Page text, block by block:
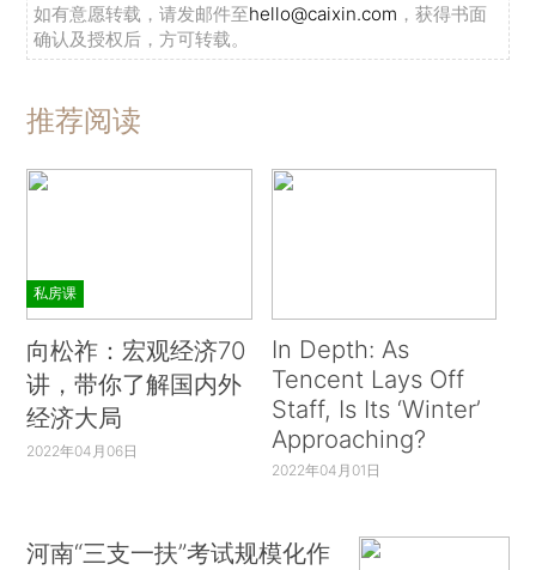
如有意愿转载，请发邮件至hello@caixin.com ，获得书面
确认及授权后，方可转载。
推荐阅读
私房课
向松祚：宏观经济70
讲，带你了解国内外
经济大局
2022年04月06日
In Depth: As
Tencent Lays Off
Staff, Is Its ‘Winter’
Approaching?
2022年04月01日
河南“三支一扶”考试规模化作